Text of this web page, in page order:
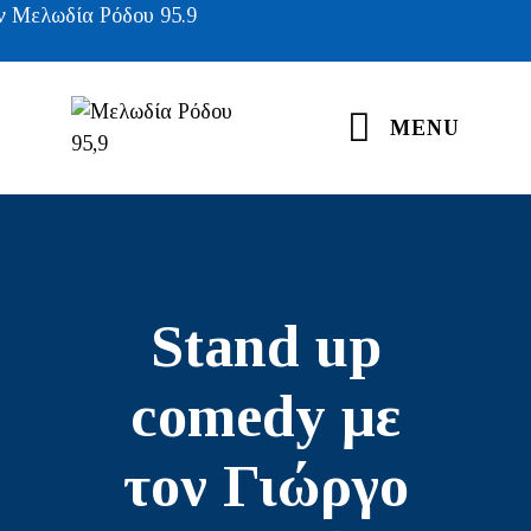
Ρόδου 95.9
MENU
Stand up
comedy με
τον Γιώργο